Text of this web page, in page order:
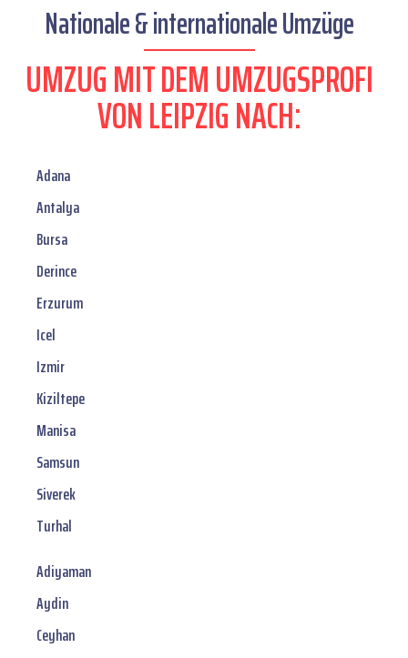
Nationale & internationale Umzüge
UMZUG MIT DEM UMZUGSPROFI
VON LEIPZIG NACH:
Adana
Antalya
Bursa
Derince
Erzurum
Icel
Izmir
Kiziltepe
Manisa
Samsun
Siverek
Turhal
Adiyaman
Aydin
Ceyhan